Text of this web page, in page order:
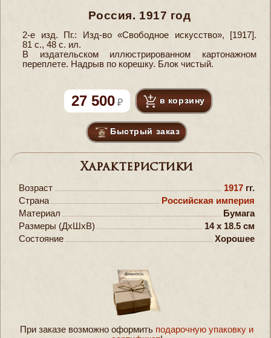
Россия. 1917 год
2-е изд. Пг.: Изд-во «Свободное искусство», [1917].
81 с., 48 с. ил.
В издательском иллюстрированном картонажном
переплете. Надрыв по корешку. Блок чистый.
27 500 в корзину
Быстрый заказ
Характеристики
Возраст 1917 гг.
Страна
Российская империя
Материал
Бумага
Размеры (ДxШxВ)
14 x 18.5 см
Состояние
Хорошее
При заказе возможно оформить подарочную упаковку и